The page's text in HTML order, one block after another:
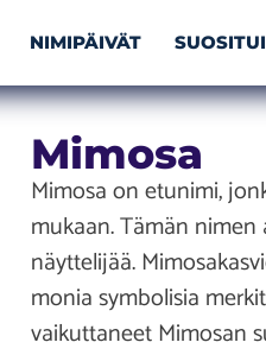
NIMIPÄIVÄT
Mimosa
Mimosa on etunimi,
mukaan. Tämän
näyttelijää.
monia symbolisia
vaikuttaneet Mimosan